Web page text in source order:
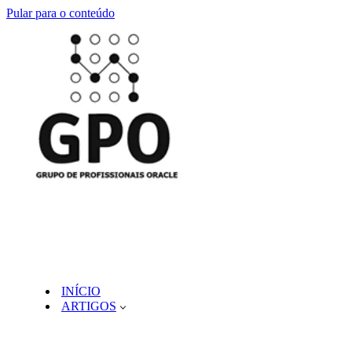
Pular para o conteúdo
INÍCIO
ARTIGOS